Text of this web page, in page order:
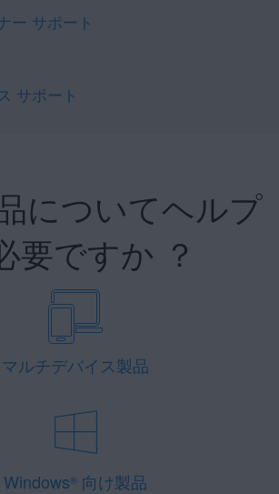
ー サポート
サポート
についてヘルプ
要ですか ？
マルチデバイス製品
Windows®向け製品